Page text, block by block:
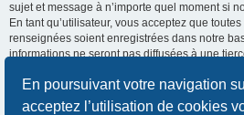
En poursuivant votre navigation
acceptez l’utilisation de cookies
sujet et message à n’importe quel moment si
En tant qu’utilisateur, vous acceptez que
renseignées soient enregistrées dans notre
informations ne seront pas diffusées à une
consentement, ni « Les motos anglaises
être tenus comme responsables en cas de
visant à compromettre vos données.